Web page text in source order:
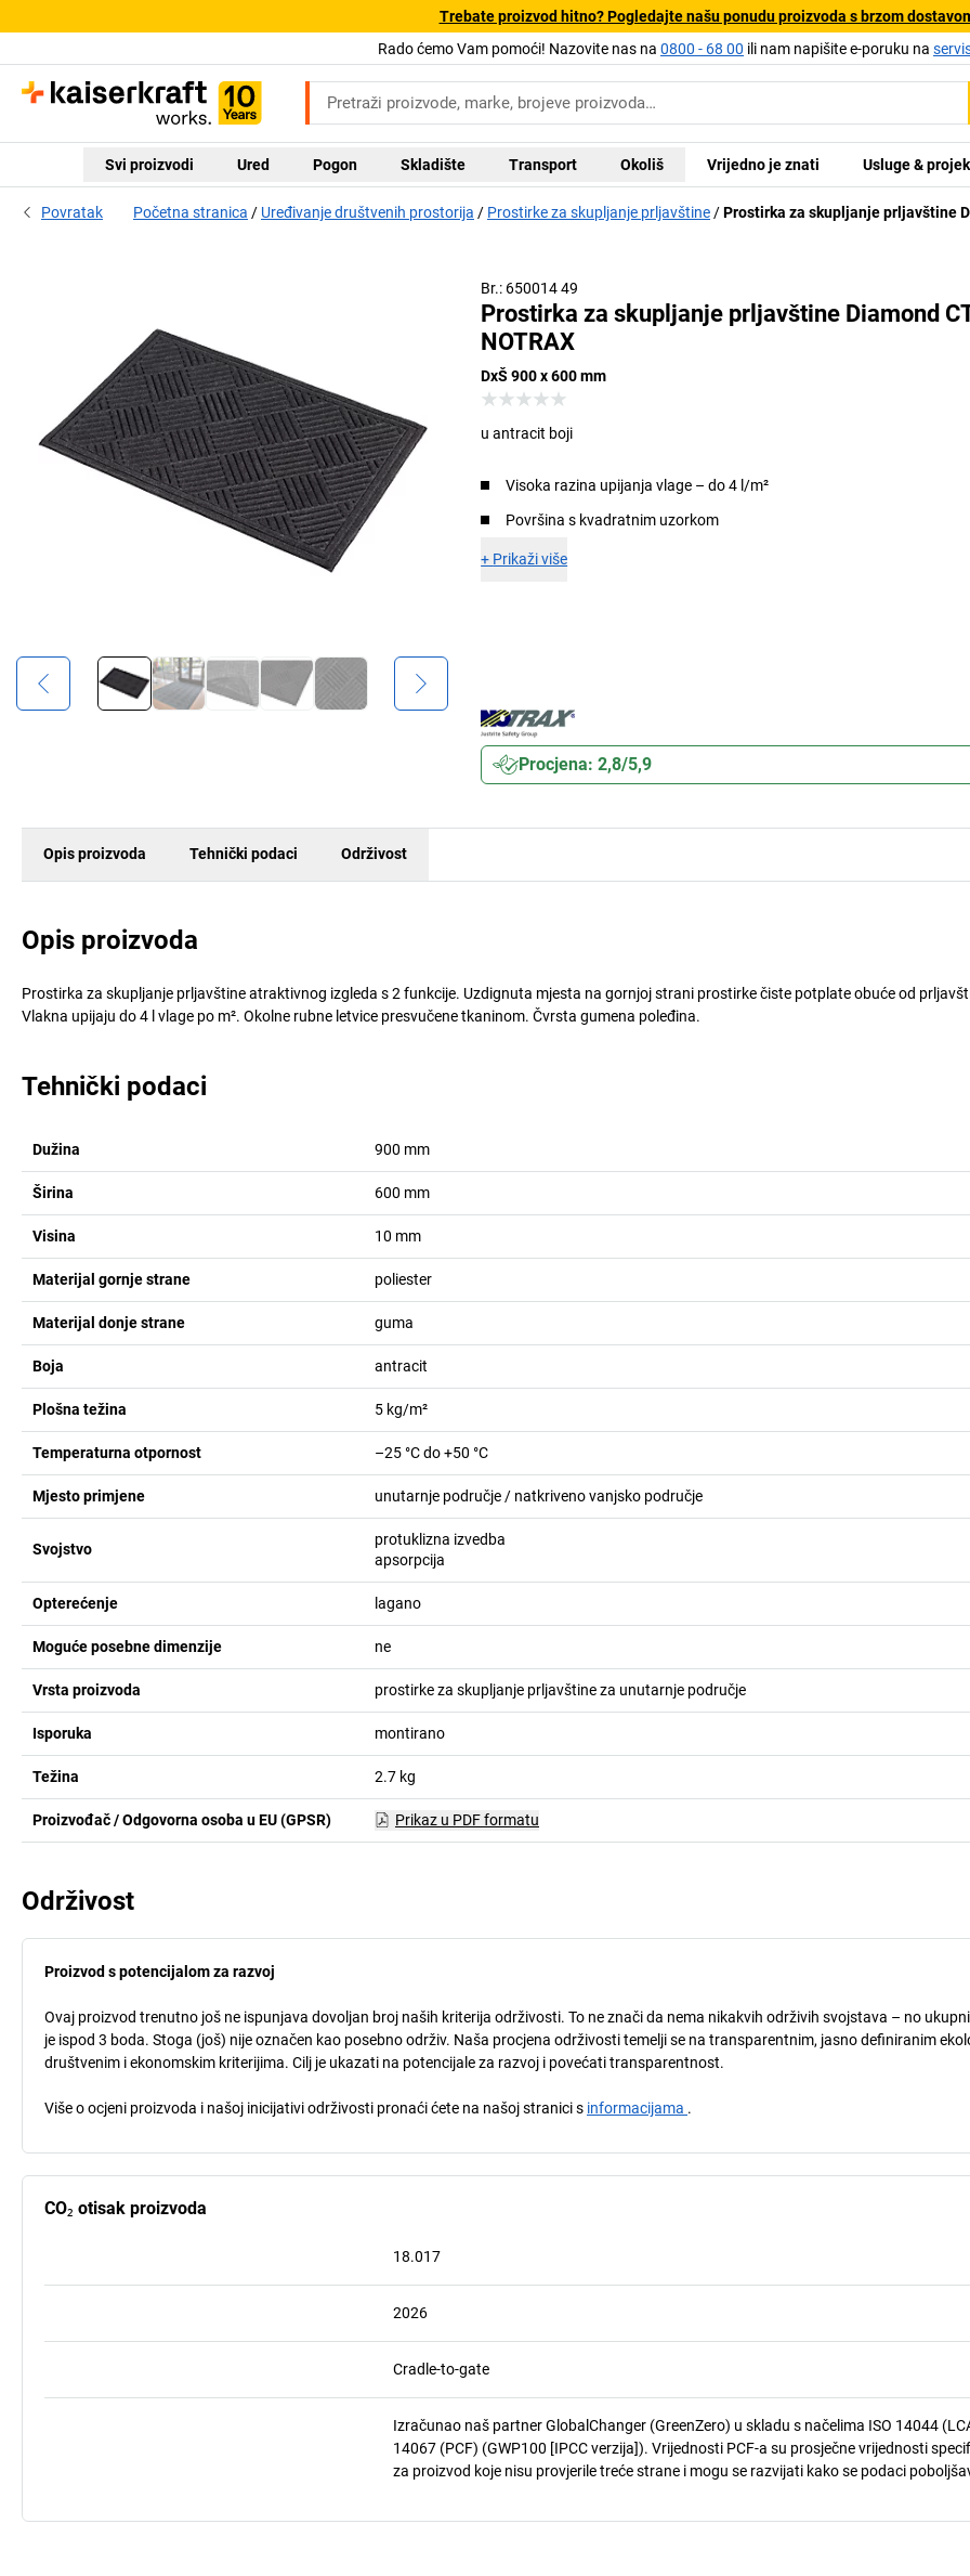
Trebate proizvod hitno? Pogledajte našu ponudu proizvoda s brzom
Rado ćemo Vam pomoći! Nazovite nas na 0800 - 68 00 ili nam napišite e-poruku na
Svi proizvodi Ured Pogon Skladište Transport Okoliš Vrijedno je znati Usluge &
Povratak Početna stranica Uređivanje društvenih prostorija Prostirke za skupljanje prljavštine Prostirka za skupljanje prljavštine
Br.: 650014 49
Prostirka za skupljanje prljavštine Diamond
NOTRAX
DxŠ 900 x 600 mm
u antracit boji
Visoka razina upijanja vlage – do 4 l/m²
Površina s kvadratnim uzorkom
+ Prikaži više
Procjena: 2,8/5,9
Opis proizvoda Tehnički podaci Održivost
Opis proizvoda
Prostirka za skupljanje prljavštine atraktivnog izgleda s 2 funkcije. Uzdignuta mjesta na gornjoj strani prostirke čiste potplate obuće od
Vlakna upijaju do 4 l vlage po m². Okolne rubne letvice presvučene tkaninom. Čvrsta gumena poleđina.
Tehnički podaci
Dužina 900 mm
Širina 600 mm
Visina 10 mm
Materijal gornje strane poliester
Materijal donje strane guma
Boja antracit
Plošna težina 5 kg/m²
Temperaturna otpornost –25 °C do +50 °C
Mjesto primjene unutarnje područje / natkriveno vanjsko područje
Svojstvo
protuklizna izvedba
apsorpcija
Opterećenje lagano
Moguće posebne dimenzije ne
Vrsta proizvoda prostirke za skupljanje prljavštine za unutarnje područje
Isporuka montirano
Težina 2.7 kg
Proizvođač / Odgovorna osoba u EU (GPSR) Prikaz u PDF formatu
Održivost
Proizvod s potencijalom za razvoj
Ovaj proizvod trenutno još ne ispunjava dovoljan broj naših kriterija održivosti. To ne znači da nema nikakvih održivih svojstava – no
je ispod 3 boda. Stoga (još) nije označen kao posebno održiv. Naša procjena održivosti temelji se na transparentnim, jasno definiranim
društvenim i ekonomskim kriterijima. Cilj je ukazati na potencijale za razvoj i povećati transparentnost.
Više o ocjeni proizvoda i našoj inicijativi održivosti pronaći ćete na našoj stranici s informacijama .
CO₂ otisak proizvoda
18.017
2026
Cradle-to-gate
Izračunao naš partner GlobalChanger (GreenZero) u skladu s načelima ISO 14044
14067 (PCF) (GWP100 [IPCC verzija]). Vrijednosti PCF-a su prosječne vrijednosti
za proizvod koje nisu provjerile treće strane i mogu se razvijati kako se podaci